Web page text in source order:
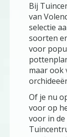
Bij
van
selectie
soorten
voor
maar ook
Of je nu
voor op
voor in de